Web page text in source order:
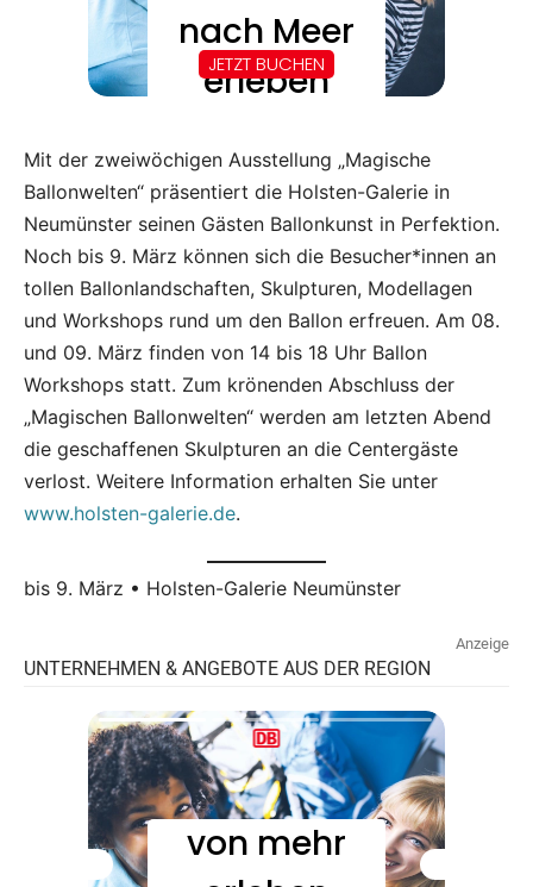
Mit der zweiwöchigen Ausstellung „Magische
Ballonwelten“ präsentiert die Holsten-Galerie in
Neumünster seinen Gästen Ballonkunst in Perfektion.
Noch bis 9. März können sich die Besucher*innen an
tollen Ballonlandschaften, Skulpturen, Modellagen
und Workshops rund um den Ballon erfreuen. Am 08.
und 09. März finden von 14 bis 18 Uhr Ballon
Workshops statt. Zum krönenden Abschluss der
„Magischen Ballonwelten“ werden am letzten Abend
die geschaffenen Skulpturen an die Centergäste
verlost. Weitere Information erhalten Sie unter
www.holsten-galerie.de.
bis 9. März • Holsten-Galerie Neumünster